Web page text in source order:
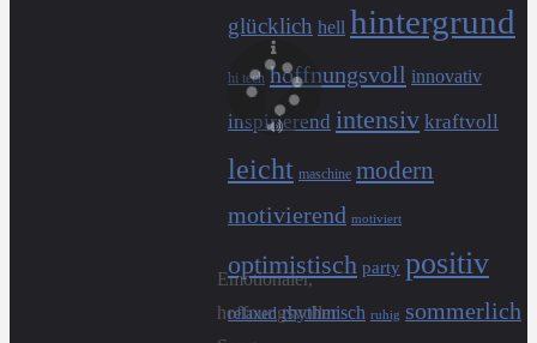
Emotionaler,
hoffnungsvoller
glücklich hell hintergrund
hi tech hoffnungsvoll innovativ
inspirierend intensiv kraftvoll
leicht maschine modern
motivierend motiviert
optimistisch party positiv
relaxed rhythmisch ruhig sommerlich